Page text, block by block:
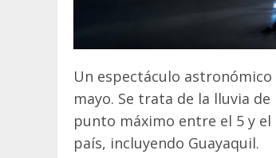
Un espectáculo
mayo. Se trata de la lluvia
punto máximo entre el 5 y el
país, incluyendo Guayaquil.